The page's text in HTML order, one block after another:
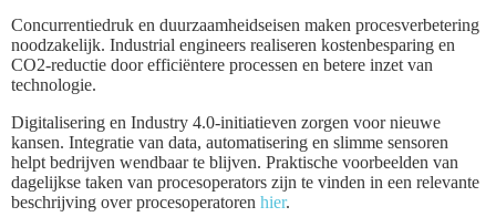
Concurrentiedruk en duurzaamheidseisen maken procesverbetering
noodzakelijk. Industrial engineers realiseren kostenbesparing en
CO2-reductie door efficiëntere processen en betere inzet van
technologie.
Digitalisering en Industry 4.0-initiatieven zorgen voor nieuwe
kansen. Integratie van data, automatisering en slimme sensoren
helpt bedrijven wendbaar te blijven. Praktische voorbeelden van
dagelijkse taken van procesoperators zijn te vinden in een relevante
beschrijving over procesoperatoren hier.